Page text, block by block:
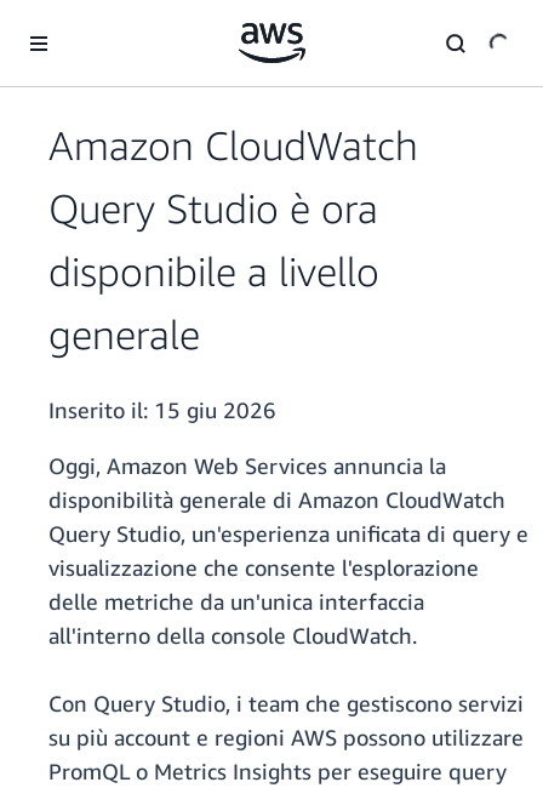
Amazon CloudWatch
Query Studio è ora
disponibile a livello
generale
Inserito il: 15 giu 2026
Oggi, Amazon Web Services annuncia la
disponibilità generale di Amazon CloudWatch
Query Studio, un'esperienza unificata di query e
visualizzazione che consente l'esplorazione
delle metriche da un'unica interfaccia
all'interno della console CloudWatch.
Con Query Studio, i team che gestiscono servizi
su più account e regioni AWS possono utilizzare
PromQL o Metrics Insights per eseguire query